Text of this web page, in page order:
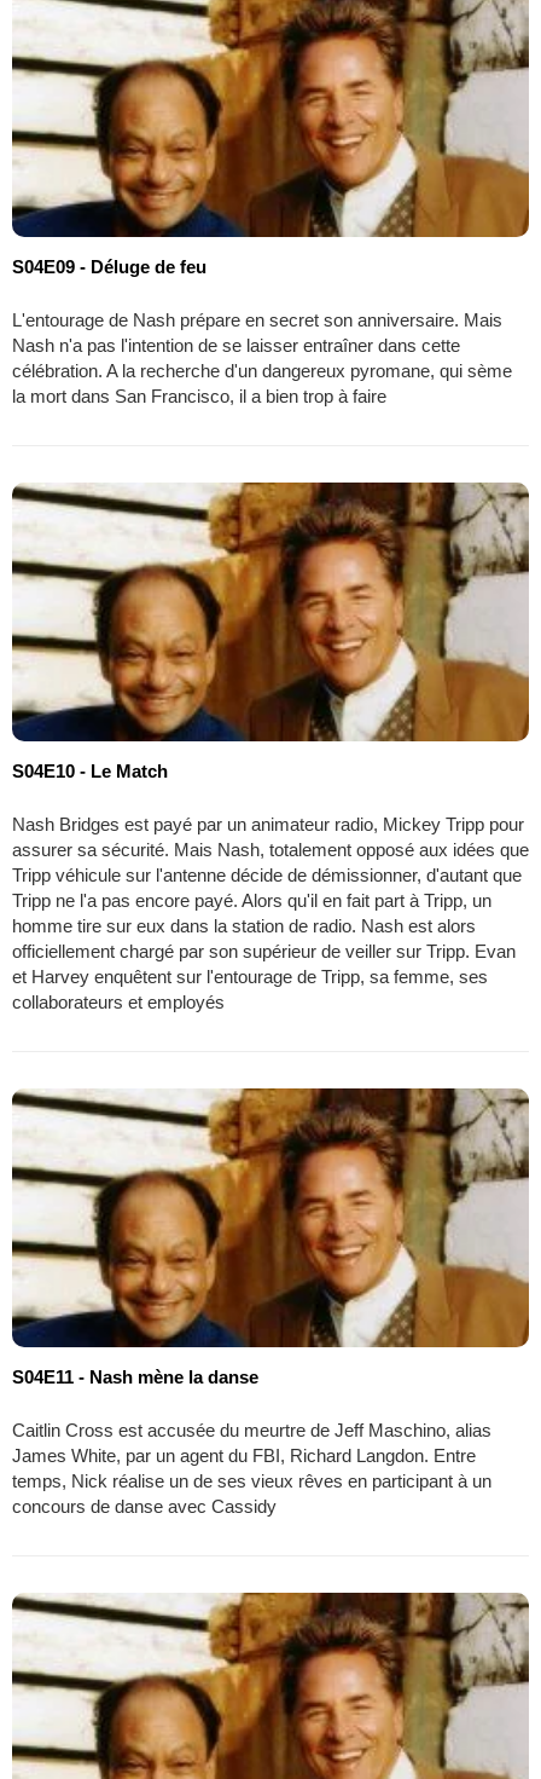
S04E09 - Déluge de feu
L'entourage de Nash prépare en secret son anniversaire. Mais
Nash n'a pas l'intention de se laisser entraîner dans cette
célébration. A la recherche d'un dangereux pyromane, qui sème
la mort dans San Francisco, il a bien trop à faire
S04E10 - Le Match
Nash Bridges est payé par un animateur radio, Mickey Tripp pour
assurer sa sécurité. Mais Nash, totalement opposé aux idées que
Tripp véhicule sur l'antenne décide de démissionner, d'autant que
Tripp ne l'a pas encore payé. Alors qu'il en fait part à Tripp, un
homme tire sur eux dans la station de radio. Nash est alors
officiellement chargé par son supérieur de veiller sur Tripp. Evan
et Harvey enquêtent sur l'entourage de Tripp, sa femme, ses
collaborateurs et employés
S04E11 - Nash mène la danse
Caitlin Cross est accusée du meurtre de Jeff Maschino, alias
James White, par un agent du FBI, Richard Langdon. Entre
temps, Nick réalise un de ses vieux rêves en participant à un
concours de danse avec Cassidy